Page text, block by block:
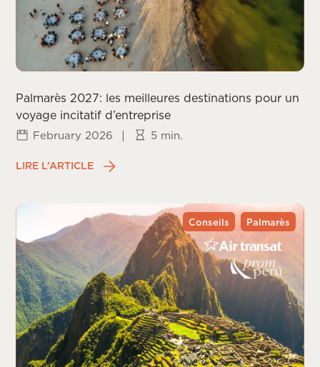
Palmarès 2027: les meilleures destinations pour un
voyage incitatif d’entreprise
February 2026 | 5 min.
LIRE L’ARTICLE
Conseils Palmarès